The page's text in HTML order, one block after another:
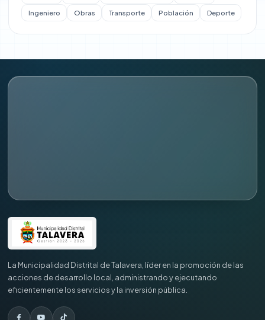
Administración
Planeamiento y Presupuesto
Ingeniero
Obras Transporte Población Deporte
La Municipalidad Distrital de Talavera, líder en la promoción de las
acciones de desarrollo local, administrando y ejecutando
eficientemente los servicios y la inversión pública.